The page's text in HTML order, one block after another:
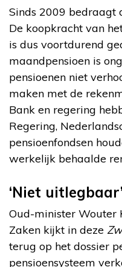
Sinds 2009 bedraagt
De koopkracht van
is dus voortdurend
maandpensioen is
pensioenen niet
maken met de
Bank en regering
Regering,
pensioenfondsen
werkelijk behaalde
‘Niet uitlegbaar’
Oud-minister Wouter
Zaken kijkt in deze
terug op het dossier
pensioensysteem